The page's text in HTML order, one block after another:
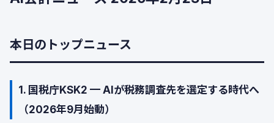
本日のトップニュース
1. 国税庁KSK2 — AIが税務調査先を選定する時代へ
（2026年9月始動）